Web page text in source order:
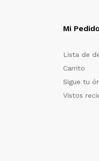
Mi
Lista de
Carrito
Sigue tu
Vistos